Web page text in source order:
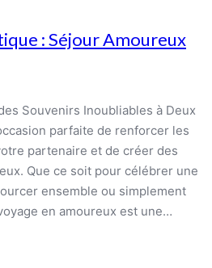
: Séjour Amoureux
Souvenirs Inoubliables à Deux
parfaite de renforcer les
partenaire et de créer des
Que ce soit pour célébrer une
ensemble ou simplement
en amoureux est une…